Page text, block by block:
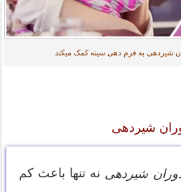
شیردهی به فرم دهی سینه کمک میکند
شیردهی
شیردهی نه تنها باعث کم